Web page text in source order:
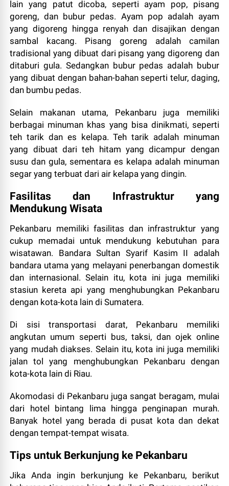
lain yang patut dicoba, seperti ayam pop, pisang
goreng, dan bubur pedas. Ayam pop adalah ayam
yang digoreng hingga renyah dan disajikan dengan
sambal kacang. Pisang goreng adalah camilan
tradisional yang dibuat dari pisang yang digoreng dan
ditaburi gula. Sedangkan bubur pedas adalah bubur
yang dibuat dengan bahan-bahan seperti telur, daging,
dan bumbu pedas.
Selain makanan utama, Pekanbaru juga memiliki
berbagai minuman khas yang bisa dinikmati, seperti
teh tarik dan es kelapa. Teh tarik adalah minuman
yang dibuat dari teh hitam yang dicampur dengan
susu dan gula, sementara es kelapa adalah minuman
segar yang terbuat dari air kelapa yang dingin.
Fasilitas dan Infrastruktur yang
Mendukung Wisata
Pekanbaru memiliki fasilitas dan infrastruktur yang
cukup memadai untuk mendukung kebutuhan para
wisatawan. Bandara Sultan Syarif Kasim II adalah
bandara utama yang melayani penerbangan domestik
dan internasional. Selain itu, kota ini juga memiliki
stasiun kereta api yang menghubungkan Pekanbaru
dengan kota-kota lain di Sumatera.
Di sisi transportasi darat, Pekanbaru memiliki
angkutan umum seperti bus, taksi, dan ojek online
yang mudah diakses. Selain itu, kota ini juga memiliki
jalan tol yang menghubungkan Pekanbaru dengan
kota-kota lain di Riau.
Akomodasi di Pekanbaru juga sangat beragam, mulai
dari hotel bintang lima hingga penginapan murah.
Banyak hotel yang berada di pusat kota dan dekat
dengan tempat-tempat wisata.
Tips untuk Berkunjung ke Pekanbaru
Jika Anda ingin berkunjung ke Pekanbaru, berikut